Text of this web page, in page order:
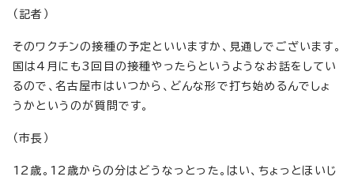
（記者）
そのワクチンの接種の予定といいますか、見通しでございます。
国は4月にも3回目の接種やったらというようなお話をしてい
るので、名古屋市はいつから、どんな形で打ち始めるんでしょ
うかというのが質問です。
（市長）
12歳。12歳からの分はどうなっとった。はい、ちょっとほいじ